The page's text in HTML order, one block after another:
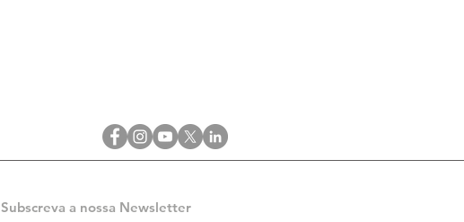
Subscreva a nossa Newsletter